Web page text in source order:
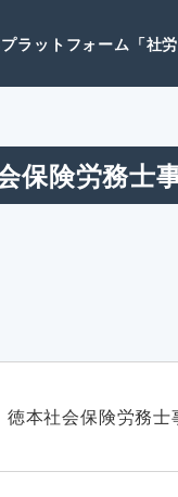
ラットフォーム「社
保険労務士
徳本社会保険労務士